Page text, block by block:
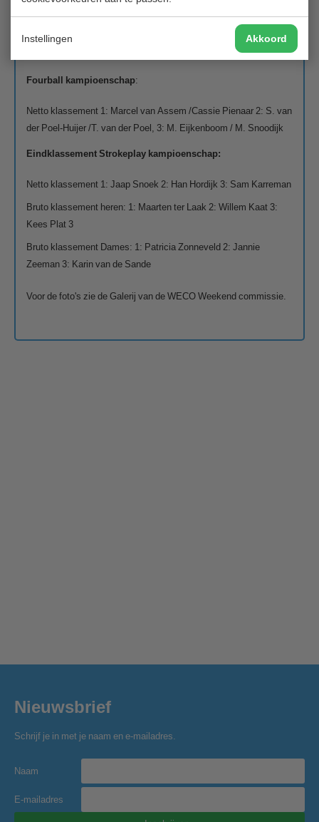
Instellingen Akkoord
Netto klassement: 1: Stefan Westerling 2. Theo Berkhout 3.
Fourball kampioenschap:
Netto klassement 1: Marcel van Assem /Cassie Pienaar 2: S. van
der Poel-Huijer /T. van der Poel, 3: M. Eijkenboom / M. Snoodijk
Eindklassement Strokeplay kampioenschap:
Netto klassement 1: Jaap Snoek 2: Han Hordijk 3: Sam Karreman
Bruto klassement heren: 1: Maarten ter Laak 2: Willem Kaat 3:
Kees Plat 3
Bruto klassement Dames: 1: Patricia Zonneveld 2: Jannie
Zeeman 3: Karin van de Sande
Voor de foto's zie de Galerij van de WECO Weekend commissie.
Nieuwsbrief
Schrijf je in met je naam en e-mailadres.
Naam
E-mailadres